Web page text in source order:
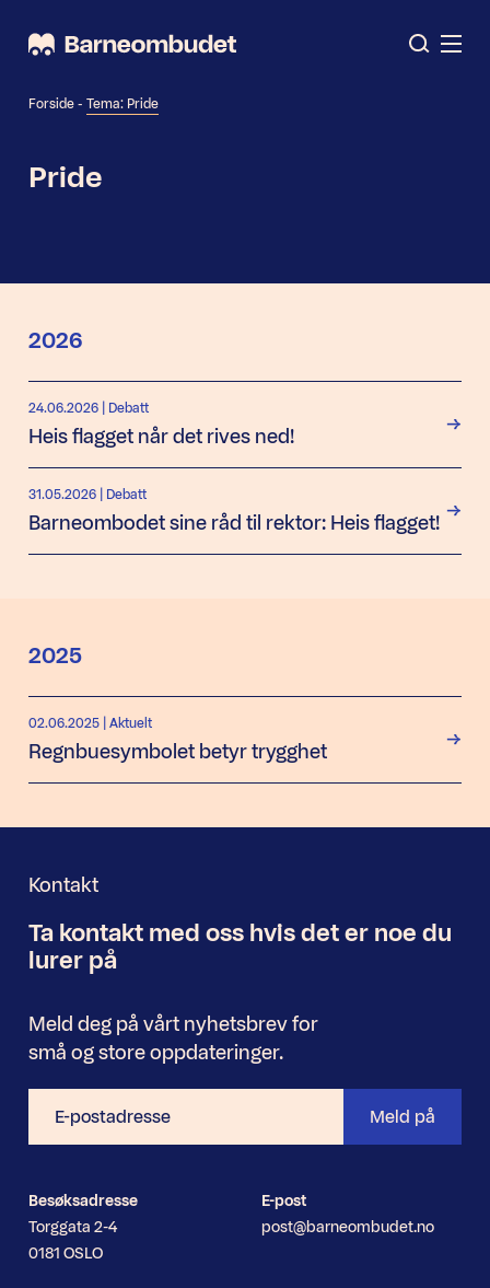
Forside - Tema: Pride
Pride
2026
24.06.2026 | Debatt
Heis flagget når det rives ned!
31.05.2026 | Debatt
Barneombodet sine råd til rektor: Heis flagget!
2025
02.06.2025 | Aktuelt
Regnbuesymbolet betyr trygghet
Kontakt
Nyhetsbrev
Ta kontakt med oss hvis det er noe du
lurer på
Meld deg på vårt nyhetsbrev for
små og store oppdateringer.
postadresse
Meld på
Besøksadresse
Torggata 2-4
0181 OSLO
E-post
post@barneombudet.no